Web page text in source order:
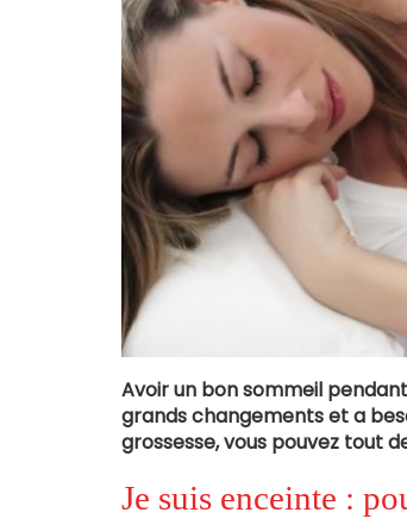
Avoir un bon sommeil
grands changements et a
grossesse, vous pouvez tout
Je suis enceinte :